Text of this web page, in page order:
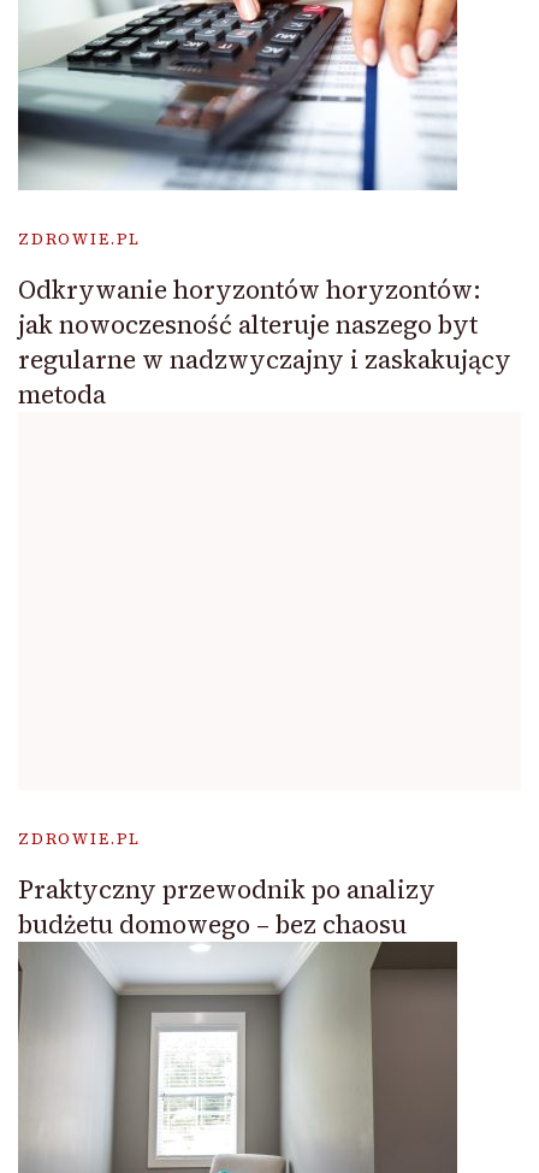
ZDROWIE.PL
Odkrywanie horyzontów horyzontów:
jak nowoczesność alteruje naszego byt
regularne w nadzwyczajny i zaskakujący
metoda
ZDROWIE.PL
Praktyczny przewodnik po analizy
budżetu domowego – bez chaosu